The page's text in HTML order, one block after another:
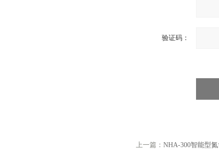
验证码：
上一篇： NHA-300智能型